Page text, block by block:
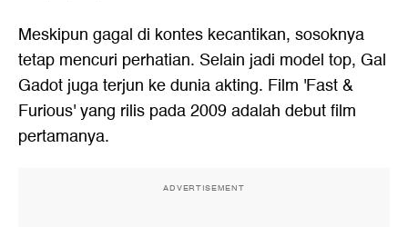
Meskipun gagal di kontes kecantikan, sosoknya
tetap mencuri perhatian. Selain jadi model top, Gal
Gadot juga terjun ke dunia akting. Film 'Fast &
Furious' yang rilis pada 2009 adalah debut film
pertamanya.
ADVERTISEMENT